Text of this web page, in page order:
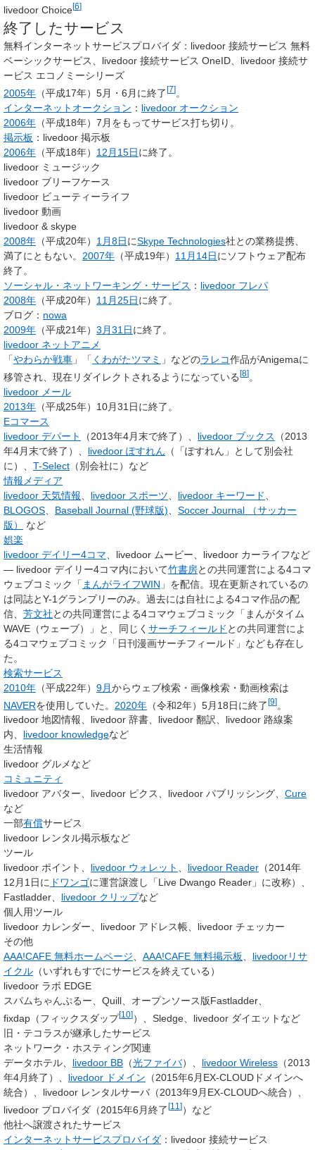
livedoor Choice[6]
終了したサービス
無料インターネットサービスプロバイダ：livedoor 接続サービス 無料
ベーシックサービス、livedoor 接続サービス OneID、livedoor 接続サ
ービス エコノミーシリーズ
2005年 （平成17年）5月・6月に終了 [7] 。
インターネットオークション ： livedoor オークション
2006年 （平成18年）7月をもってサービス打ち切り。
掲示板 ：livedoor 掲示板
2006年 （平成18年） 12月15日に終了。
livedoor ミュージック
livedoor ブリーフケース
livedoor ビューティーライフ
livedoor 動画
livedoor & skype
2008年 （平成20年） 1月8日にSkype Technologies社との業務提携、
満了にともない。 2007年 （平成19年） 11月14日にソフトウェア配布
終了。
ソーシャル・ネットワーキング・サービス ： livedoor フレパ
2008年 （平成20年） 11月25日に終了。
ブログ： nowa
2009年 （平成21年） 3月31日に終了。
livedoor ネットアニメ
「やわらか戦車 」「 くわがたツマミ 」などのラレコ作品がAnigemaに
移管され、現在リダイレクトされるようになっている [8] 。
livedoor メール
2013年 （平成25年）10月31日に終了。
Eコマース
livedoor デパート
（2013年4月末で終了）、 livedoor ブックス
（2013
年4月末で終了）、 livedoor ぽすれん （「ぽすれん」として別会社
に）、 T-Select （別会社に）など
情報メディア
livedoor 天気情報
livedoor スポーツ livedoor キーワード
BLOGOS
Baseball Journal (野球版)
Soccer Journal （サッカー
版）
など
娯楽
livedoor デイリー4コマ 、livedoor ムービー、livedoor カーライフなど
— livedoor デイリー4コマ内において竹書房との共同運営による4コマ
ウェブコミック「 まんがライフWIN 」を配信。現在更新されているの
は同誌とY-1グランプリーのみ。過去には自社による4コマ作品の配
信、 芳文社との共同運営による4コマウェブコミック「まんがタイム
WAVE（ウェーブ）」と、同じく サーチフィールド との共同運営によ
る4コマウェブコミック「日刊漫画サーチフィールド」なども存在し
た。
検索サービス
2010年 （平成22年） 9月からウェブ検索・画像検索・動画検索は
NAVERを使用していた。 2020年 （令和2年）5月18日に終了[9]。
livedoor 地図情報、livedoor 辞書、livedoor 翻訳、livedoor 路線案
内、 livedoor knowledgeなど
生活情報
livedoor グルメなど
コミュニティ
livedoor アバター、livedoor ピクス、livedoor パブリッシング、 Cure
など
一部有償サービス
livedoor レンタル掲示板など
ツール
livedoor ポイント、 livedoor ウォレット 、 livedoor Reader （2014年
12月1日に ドワンゴに運営譲渡し「Live Dwango Reader」に改称）、
Fastladder、 livedoor クリップなど
個人用ツール
livedoor カレンダー、livedoor アドレス帳、livedoor チェッカー
その他
AAA!CAFE 無料ホームページ、 AAA!CAFE 無料掲示板、 livedoorリサ
イクル （いずれもすでにサービスを終えている）
livedoor ラボ EDGE
スパムちゃんぷるー、Quill、オープンソース版Fastladder、
fixdap（フィックスダップ[10] ）、Sledge、livedoor ダイエットなど
旧・テコラスが継承したサービス
ネットワーク・ホスティング関連
データホテル、 livedoor BB （光ファイバ）、 livedoor Wireless （2013
年4月終了）、 livedoor ドメイン （2015年6月EX-CLOUDドメインへ
統合）、livedoor レンタルサーバ（2013年9月EX-CLOUDへ統合）、
livedoor プロバイダ（2015年6月終了 [11 ] ）など
他社へ譲渡されたサービス
インターネットサービスプロバイダ ：livedoor 接続サービス